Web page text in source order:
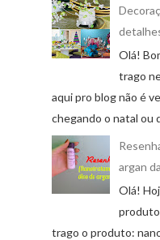
Olá!
trago
aqui pro blog não é
chegando o natal ou
argan
Olá!
trago o produto: